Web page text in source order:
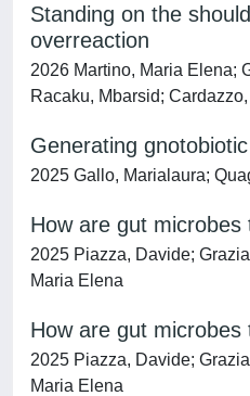
Standing on the
overreaction
2026 Martino, Maria Elena;
Racaku, Mbarsid;
Generating
2025 Gallo, Marialaura;
How are gut
2025 Piazza, Davide;
Maria Elena
How are gut
2025 Piazza, Davide;
Maria Elena